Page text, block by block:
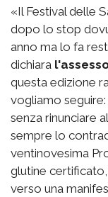
«Il Festival delle
dopo lo stop
anno ma lo fa
dichiara
questa edizione
vogliamo
senza rinunciare
sempre lo
ventinovesima
glutine
verso una